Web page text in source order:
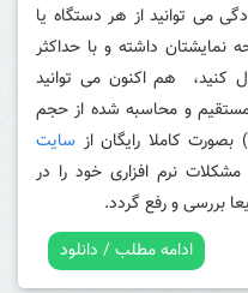
می توانید از هر دستگاه یا
نمایشتان داشته و با حداکثر
کنید، هم اکنون می توانید
مستقیم و محاسبه شده از حجم
کاملا رایگان از سایت
نرم افزاری خود را در
بررسی و رفع گردد.
ادامه مطلب / دانلود